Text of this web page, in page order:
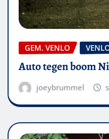
GEM. VENLO
Auto tegen boom
joeybrummel